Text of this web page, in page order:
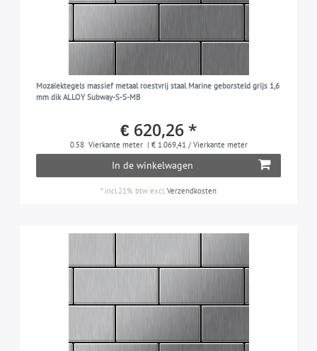
Mozaïektegels massief metaal roestvrij staal Marine geborsteld grijs 1,6
mm dik ALLOY Subway-S-S-MB
€ 620,26 *
0.58 Vierkante meter | € 1.069,41 / Vierkante meter
In de winkelwagen
* incl.21% btw excl. Verzendkosten